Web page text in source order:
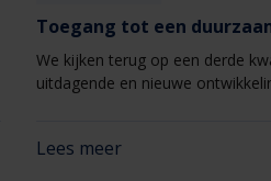
Toegang tot een
We kijken terug op een derde
uitdagende en nieuwe
Lees meer